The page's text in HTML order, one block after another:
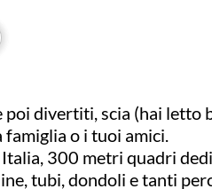
divertiti, scia (hai letto
o i tuoi amici.
300 metri quadri
tubi, dondoli e tanti